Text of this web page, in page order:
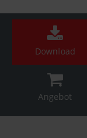
Download
Angebot